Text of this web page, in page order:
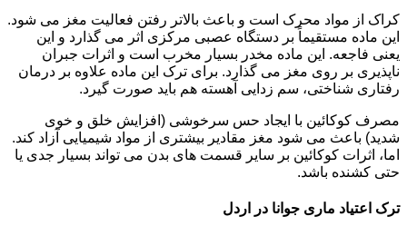
کراک از مواد محرک است و باعث بالاتر رفتن فعالیت مغز می شود.
این ماده مستقیماً بر دستگاه عصبی مرکزی اثر می گذارد و این
یعنی فاجعه. این ماده مخدر بسیار مخرب است و اثرات جبران
ناپذیری بر روی مغز می گذارد. برای ترک این ماده علاوه بر درمان
رفتاری شناختی، سم زدایی آهسته هم باید صورت گیرد.
مصرف کوکائین با ایجاد حس سرخوشی (افزایش خلق و خوی
شدید) باعث می شود مغز مقادیر بیشتری از مواد شیمیایی آزاد کند.
اما، اثرات کوکائین بر سایر قسمت های بدن می تواند بسیار جدی یا
حتی کشنده باشد.
ترک اعتیاد ماری جوانا در اردل